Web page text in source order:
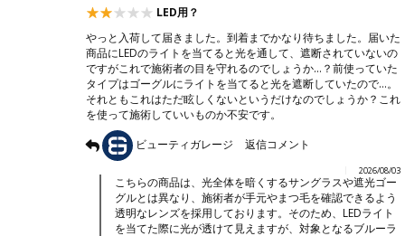
LED用？
やっと入荷して届きました。到着までかなり待ちました。届いた
商品にLEDのライトを当てると光を通して、遮断されていないの
ですがこれで施術者の目を守れるのでしょうか…？前使っていた
タイプはゴーグルにライトを当てると光を遮断していたので…。
それともこれはただ眩しくないというだけなのでしょうか？これ
を使って施術していいものか不安です。
ビューティガレージ
返信コメント
2026/08/03
こちらの商品は、光全体を暗くするサングラスや遮光ゴー
グルとは異なり、施術者が手元やまつ毛を確認できるよう
透明なレンズを採用しております。そのため、LEDライト
を当てた際に光が透けて見えますが、対象となるブルーラ